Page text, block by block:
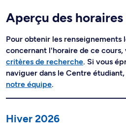
Aperçu des horaires
Pour obtenir les renseignements
concernant l'horaire de ce
critères de recherche. Si vous
naviguer dans le Centre étudiant,
notre équipe.
Hiver 2026